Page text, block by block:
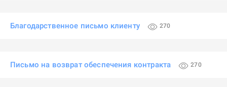
Благодарственное письмо клиенту 270
Письмо на возврат обеспечения контракта 270